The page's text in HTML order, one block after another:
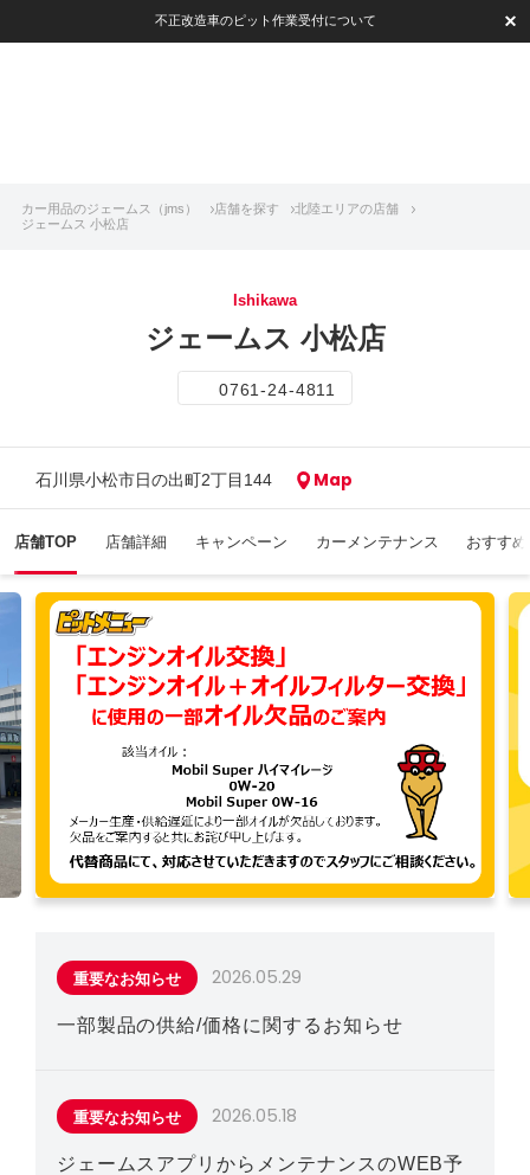
不正改造車のピット作業受付について
カー用品のジェームス（jms） 店舗を探す
北陸エリアの店舗
ジェームス 小松店
Ishikawa
ジェームス 小松店
0761-24-4811
石川県小松市日の出町2丁目144 Map
店舗TOP 店舗詳細 キャンペーン カーメンテナンス おすす
重要なお知らせ 2026.05.29
一部製品の供給/価格に関するお知らせ
重要なお知らせ 2026.05.18
ジェームスアプリからメンテナンスのWEB予